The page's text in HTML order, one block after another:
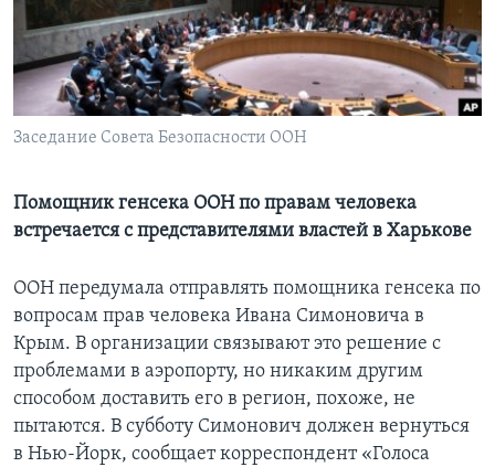
Learning English
СОЦИАЛЬНЫЕ СЕТИ
Языки
Заседание Совета Безопасности ООН
Помощник генсека ООН по правам человека
встречается с представителями властей в Харькове
ООН передумала отправлять помощника генсека по
вопросам прав человека Ивана Симоновича в
Крым. В организации связывают это решение с
проблемами в аэропорту, но никаким другим
способом доставить его в регион, похоже, не
пытаются. В субботу Симонович должен вернуться
в Нью-Йорк, сообщает корреспондент «Голоса